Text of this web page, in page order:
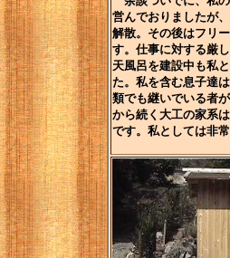
営んでおりましたが
解散。その後はフリ
す。仕事に対する厳
天風呂を建設中も私
た。私を含む息子達
類でも継いでいる者
から続く大工の家系
です。私としては非常